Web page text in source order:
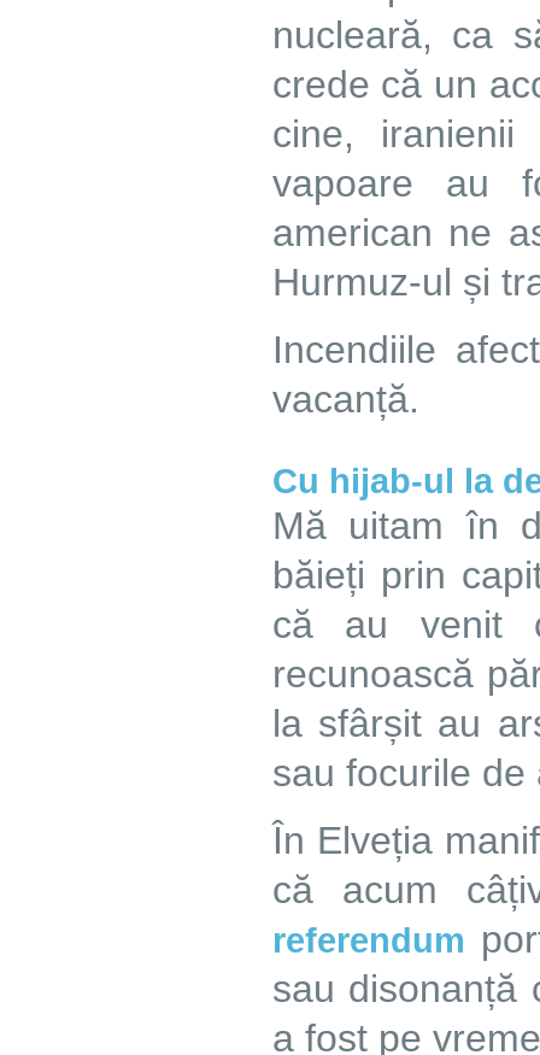
nucleară, ca
crede că un
cine,
vapoare au
american ne
Hurmuz-ul și
Incendiile
vacanță.
Cu hijab-ul la
Mă uitam în
băieți prin
că au venit
recunoască
la sfârșit au
sau focurile de
În Elveția
că acum
referendum
sau disonanță
a fost pe